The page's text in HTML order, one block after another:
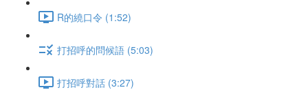
R的繞口令 (1:52)
打招呼的問候語 (5:03)
打招呼對話 (3:27)